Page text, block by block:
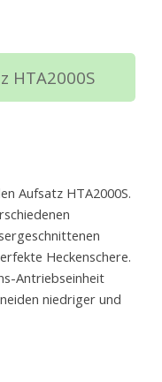
HTA2000S
Aufsatz HTA2000S.
Heckenschere.
Antriebseinheit
niedriger und